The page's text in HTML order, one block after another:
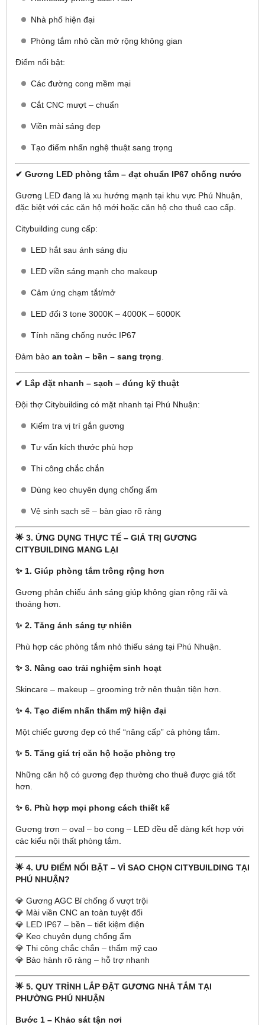
Nhà phố hiện đại
Phòng tắm nhỏ cần mở rộng không gian
Điểm nổi bật:
Các đường cong mềm mại
Cắt CNC mượt – chuẩn
Viền mài sáng đẹp
Tạo điểm nhấn nghệ thuật sang trọng
✔ Gương LED phòng tắm – đạt chuẩn IP67 chống nước
Gương LED đang là xu hướng mạnh tại khu vực Phú Nhuận,
đặc biệt với các căn hộ mới hoặc căn hộ cho thuê cao cấp.
Citybuilding cung cấp:
LED hắt sau ánh sáng dịu
LED viền sáng mạnh cho makeup
Cảm ứng chạm tắt/mở
LED đổi 3 tone 3000K – 4000K – 6000K
Tính năng chống nước IP67
Đảm bảo an toàn – bền – sang trọng
✔ Lắp đặt nhanh – sạch – đúng kỹ thuật
Đội thợ Citybuilding có mặt nhanh tại Phú Nhuận:
Kiểm tra vị trí gắn gương
Tư vấn kích thước phù hợp
Thi công chắc chắn
Dùng keo chuyên dụng chống ẩm
Vệ sinh sạch sẽ – bàn giao rõ ràng
🌟 3. ỨNG DỤNG THỰC TẾ – GIÁ TRỊ GƯƠNG
CITYBUILDING MANG LẠI
✨ 1. Giúp phòng tắm trông rộng hơn
Gương phản chiếu ánh sáng giúp không gian rộng rãi và
thoáng hơn.
✨ 2. Tăng ánh sáng tự nhiên
Phù hợp các phòng tắm nhỏ thiếu sáng tại Phú Nhuận.
✨ 3. Nâng cao trải nghiệm sinh hoạt
Skincare – makeup – grooming trở nên thuận tiện hơn.
✨ 4. Tạo điểm nhấn thẩm mỹ hiện đại
Một chiếc gương đẹp có thể “nâng cấp” cả phòng tắm.
✨ 5. Tăng giá trị căn hộ hoặc phòng trọ
Những căn hộ có gương đẹp thường cho thuê được giá tốt
hơn.
✨ 6. Phù hợp mọi phong cách thiết kế
Gương trơn – oval – bo cong – LED đều dễ dàng kết hợp với
các kiểu nội thất phòng tắm.
🌟 4. ƯU ĐIỂM NỔI BẬT – VÌ SAO CHỌN CITYBUILDING TẠI
PHÚ NHUẬN?
💎 Gương AGC Bỉ chống ố vượt trội
💎 Mài viền CNC an toàn tuyệt đối
💎 LED IP67 – bền – tiết kiệm điện
💎 Keo chuyên dụng chống ẩm
💎 Thi công chắc chắn – thẩm mỹ cao
💎 Bảo hành rõ ràng – hỗ trợ nhanh
🌟 5. QUY TRÌNH LẮP ĐẶT GƯƠNG NHÀ TẮM TẠI
PHƯỜNG PHÚ NHUẬN
Bước 1 – Khảo sát tận nơi